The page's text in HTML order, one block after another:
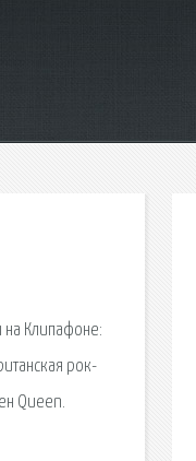
на Клипафоне:
рок-
Queen.